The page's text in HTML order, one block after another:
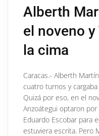
Alberth
el noveno
la cima
Caracas.- Alberth
cuatro turnos y
Quizá por eso, en el
Anzoátegui optaron
Eduardo Escobar para
estuviera escrita. Pero